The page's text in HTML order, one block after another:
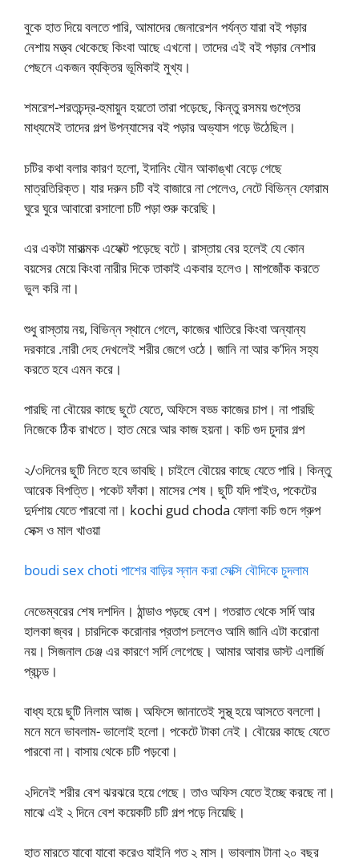
বুকে হাত দিয়ে বলতে পারি, আমাদের জেনারেশন পর্যন্ত যারা বই পড়ার
নেশায় মত্ত্ব থেকেছে কিংবা আছে এখনো। তাদের এই বই পড়ার নেশার
পেছনে একজন ব্যক্তির ভূমিকাই মুখ্য।
শমরেশ-শরতচন্দ্র-হুমায়ুন হয়তো তারা পড়েছে, কিন্তু রসময় গুপ্তের
মাধ্যমেই তাদের গল্প উপন্যাসের বই পড়ার অভ্যাস গড়ে উঠেছিল।
চটির কথা বলার কারণ হলো, ইদানিং যৌন আকাঙ্খা বেড়ে গেছে
মাত্রতিরিক্ত। যার দরুন চটি বই বাজারে না পেলেও, নেটে বিভিন্ন ফোরাম
ঘুরে ঘুরে আবারো রসালো চটি পড়া শুরু করেছি।
এর একটা মারাত্মক এফেক্ট পড়েছে বটে। রাস্তায় বের হলেই যে কোন
বয়সের মেয়ে কিংবা নারীর দিকে তাকাই একবার হলেও। মাপজোঁক করতে
ভুল করি না।
শুধু রাস্তায় নয়, বিভিন্ন স্থানে গেলে, কাজের খাতিরে কিংবা অন্যান্য
দরকারে .নারী দেহ দেখলেই শরীর জেগে ওঠে। জানি না আর ক’দিন সহ্য
করতে হবে এমন করে।
পারছি না বৌয়ের কাছে ছুটে যেতে, অফিসে বড্ড কাজের চাপ। না পারছি
নিজেকে ঠিক রাখতে। হাত মেরে আর কাজ হয়না। কচি গুদ চুদার গল্প
২/৩দিনের ছুটি নিতে হবে ভাবছি। চাইলে বৌয়ের কাছে যেতে পারি। কিন্তু
আরেক বিপত্তি। পকেট ফাঁকা। মাসের শেষ। ছুটি যদি পাইও, পকেটের
দুর্দশায় যেতে পারবো না। kochi gud choda ফোলা কচি গুদে গ্রুপ
সেক্স ও মাল খাওয়া
boudi sex choti পাশের বাড়ির স্নান করা সেক্সি বৌদিকে চুদলাম
নেভেম্বরের শেষ দশদিন। ঠান্ডাও পড়ছে বেশ। গতরাত থেকে সর্দি আর
হালকা জ্বর। চারদিকে করোনার প্রতাপ চললেও আমি জানি এটা করোনা
নয়। সিজনাল চেঞ্জ এর কারণে সর্দি লেগেছে। আমার আবার ডাস্ট এলার্জি
প্রচন্ড।
বাধ্য হয়ে ছুটি নিলাম আজ। অফিসে জানাতেই সুস্থ্ হয়ে আসতে বললো।
মনে মনে ভাবলাম- ভালোই হলো। পকেটে টাকা নেই। বৌয়ের কাছে যেতে
পারবো না। বাসায় থেকে চটি পড়বো।
২দিনেই শরীর বেশ ঝরঝরে হয়ে গেছে। তাও অফিস যেতে ইচ্ছে করছে না।
মাঝে এই ২ দিনে বেশ কয়েকটি চটি গল্প পড়ে নিয়েছি।
হাত মারতে যাবো যাবো করেও যাইনি গত ২ মাস। ভাবলাম টানা ২০ বছর